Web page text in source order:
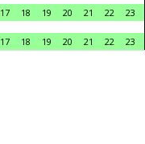
17 18 19 20 21 22
23
17 18 19 20 21 22 23